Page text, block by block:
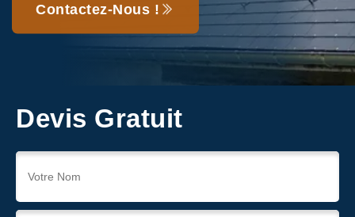
Contactez-Nous !
Devis Gratuit